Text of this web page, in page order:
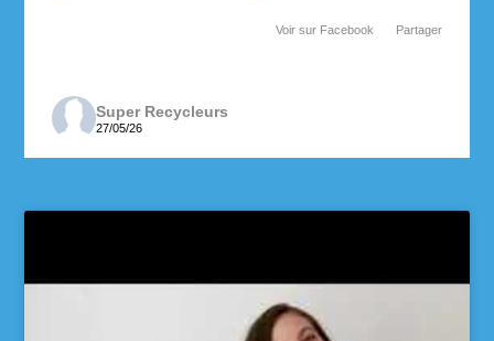
Voir sur Facebook Partager
Super Recycleurs
27/05/26
Voici le beau résultat de la collecte d’aujourd’hui !
Un immense merci à tous les parents qui ont